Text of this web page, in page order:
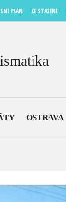
PLÁN KE STAŽENÍ
OSTRAVA